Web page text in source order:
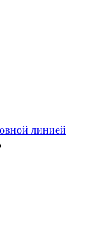
линией